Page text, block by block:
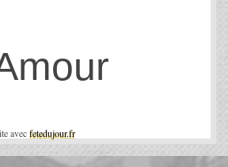
avecfetedujour.fr